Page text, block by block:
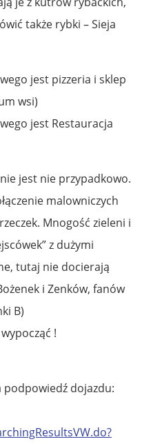
także rybki – Sieja
jest pizzeria i sklep
wsi)
jest Restauracja
jest nie przypadkowo.
malowniczych
Mnogość zieleni i
z dużymi
tutaj nie docierają
i Zenków, fanów
B)
!
podpowiedź dojazdu: